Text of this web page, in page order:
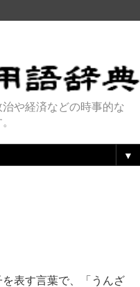
や経済などの時事的な
▼
表す言葉で、「うんざ